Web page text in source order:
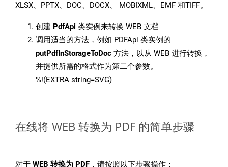
XLSX、PPTX、DOC、DOCX、 MOBIXML、EMF 和TIFF。
创建 PdfApi 类实例来转换 WEB 文档
调用适当的方法，例如 PDFApi 类实例的
putPdfInStorageToDoc 方法，以从 WEB 进行转换，
并提供所需的格式作为第二个参数。
%!(EXTRA string=SVG)
在线将 WEB 转换为 PDF 的简单步骤
对于 WEB 转换为 PDF ，请按照以下步骤操作：